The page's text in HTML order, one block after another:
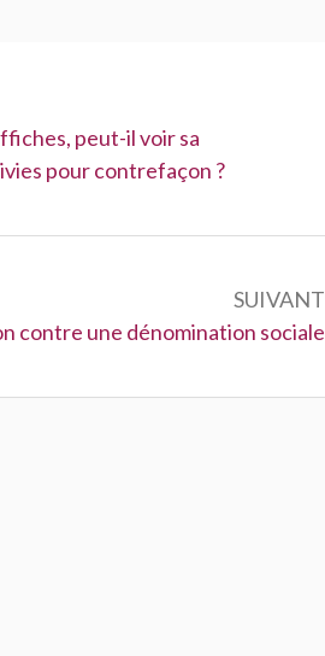
peut-il voir sa
pour contrefaçon ?
SUIVANT
contre une dénomination sociale